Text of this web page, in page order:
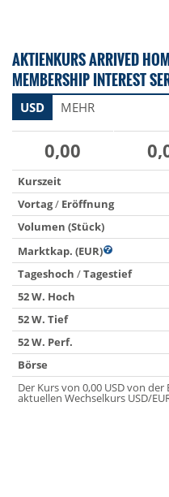
AKTIENKURS ARRIVED
MEMBERSHIP INTEREST
USD MEHR
0,00
Kurszeit
Vortag/ Eröffnung
Volumen (Stück)
Marktkap. (EUR)
Tageshoch /Tagestief
52 W. Hoch
52 W. Tief
52 W. Perf.
Börse
Der Kurs von 0,00 USD von
aktuellen Wechselkurs USD/